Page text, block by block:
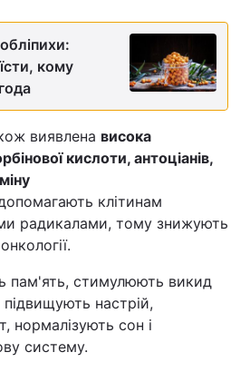
кому
виявлена висока
кислоти, антоціанів,
клітинам
радикалами, тому знижують
пам'ять, стимулюють викид
настрій,
нормалізують сон і
систему.